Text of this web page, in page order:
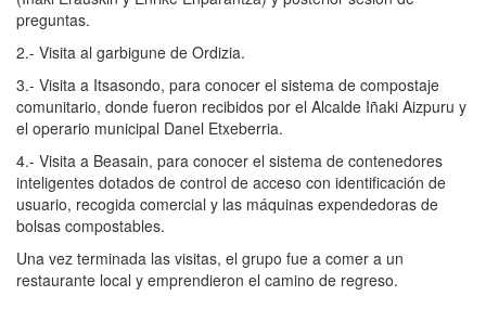
preguntas.
2.- Visita al garbigune de Ordizia.
3.- Visita a Itsasondo, para conocer el sistema de compostaje
comunitario, donde fueron recibidos por el Alcalde Iñaki Aizpuru y
el operario municipal Danel Etxeberria.
4.- Visita a Beasain, para conocer el sistema de contenedores
inteligentes dotados de control de acceso con identificación de
usuario, recogida comercial y las máquinas expendedoras de
bolsas compostables.
Una vez terminada las visitas, el grupo fue a comer a un
restaurante local y emprendieron el camino de regreso.